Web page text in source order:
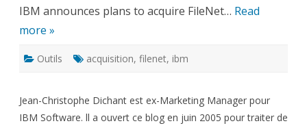
IBM announces plans to acquire FileNet… Read
more »
Outils acquisition, filenet, ibm
Jean-Christophe Dichant est ex-Marketing Manager pour
IBM Software. ll a ouvert ce blog en juin 2005 pour traiter de